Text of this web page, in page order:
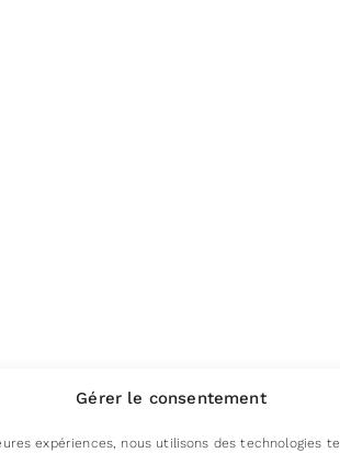
Gérer le consentement
expériences, nous utilisons des technologies